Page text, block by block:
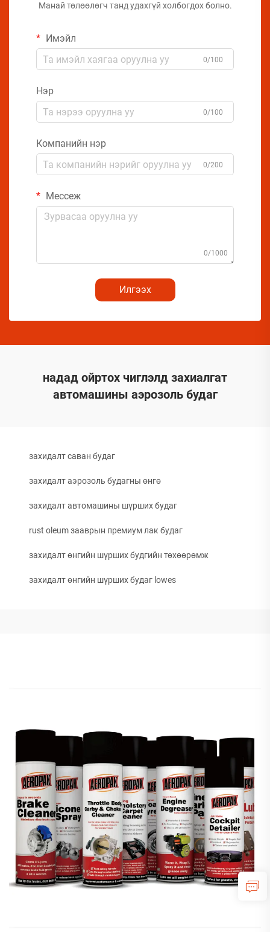
Манай төлөөлөгч танд удахгүй холбогдох болно.
Имэйл
0/100
Нэр
0/100
Компанийн нэр
0/200
Мессеж
0/1000
Илгээх
надад ойртох чиглэлд захиалгат
автомашины аэрозоль будаг
захидалт саван будаг
захидалт аэрозоль будагны өнгө
захидалт автомашины шүрших будаг
rust oleum зааврын премиум лак будаг
захидалт өнгийн шүрших будгийн төхөөрөмж
захидалт өнгийн шүрших будаг lowes